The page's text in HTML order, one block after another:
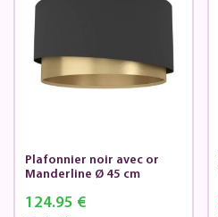
Plafonnier noir avec or
Manderline Ø 45 cm
124.95 €